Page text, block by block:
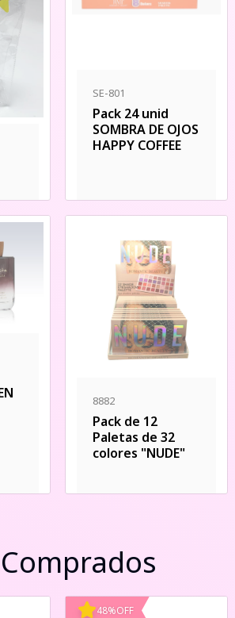
SE-801
Pack 24 unid
SOMBRA DE OJOS
HAPPY COFFEE
8882
Pack de 12
Paletas de 32
colores "NUDE"
48%OFF